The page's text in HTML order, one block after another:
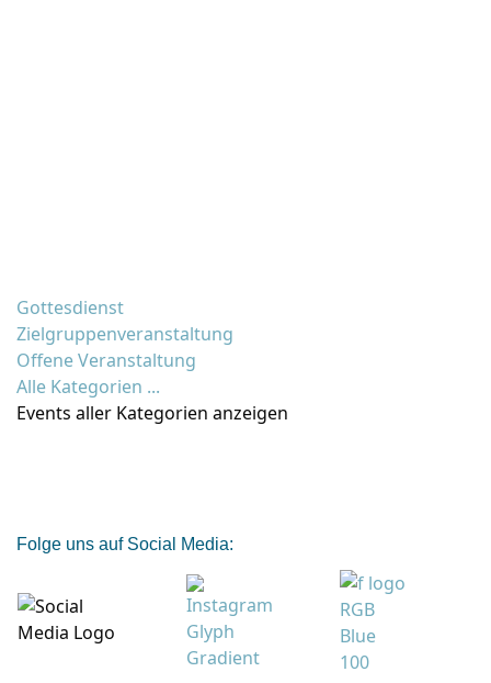
Gottesdienst
Zielgruppenveranstaltung
Offene Veranstaltung
Alle Kategorien ...
Events aller Kategorien anzeigen
Folge uns auf Social Media: